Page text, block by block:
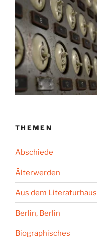
THEMEN
Abschiede
Älterwerden
Aus dem Literaturhaus
Berlin, Berlin
Biographisches